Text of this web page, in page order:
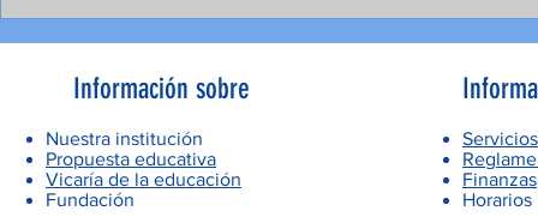
Información sobre
Nuestra institución
Propuesta educativa
Vicaría de la educación
Fundación
Servicios
Finanzas
Horarios